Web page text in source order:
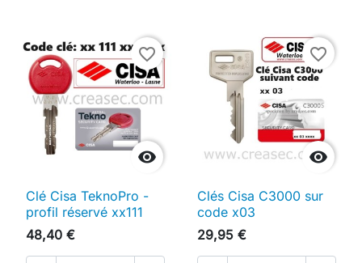

favorite_border
Clé Cisa TeknoPro -
profil réservé xx111
48,40 €

favorite_border
Clés Cisa C3000 sur
code x03
29,95 €